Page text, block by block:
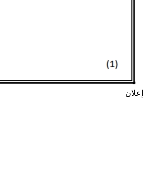
إعلان